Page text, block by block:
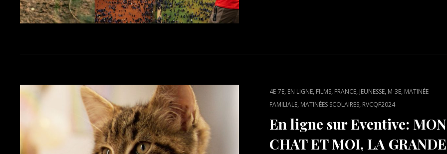
LE
SE
DU
RÉALISATEUR
VINCENT
VERZAT
CAT
LINKS
4E-7E, EN LIGNE, FILMS, FRANCE, JEUNESSE, M-3E, MATINÉE
FAMILIALE, MATINÉES SCOLAIRES, RVCQF2024
En ligne sur Eventive: MON
CHAT ET MOI, LA GRANDE